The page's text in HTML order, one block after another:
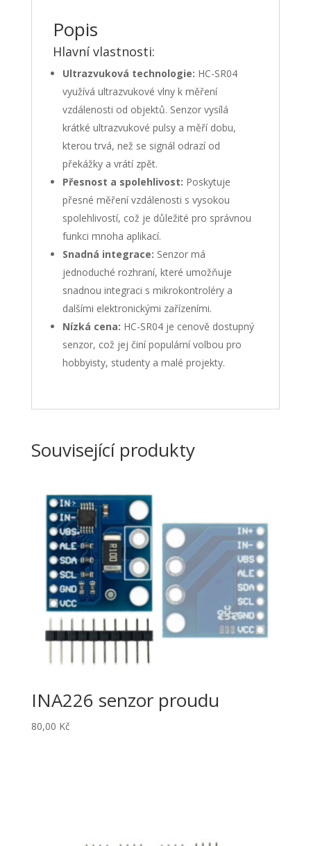
Popis
Hlavní vlastnosti:
Ultrazvuková technologie: HC-SR04
využívá ultrazvukové vlny k měření
vzdálenosti od objektů. Senzor vysílá
krátké ultrazvukové pulsy a měří dobu,
kterou trvá, než se signál odrazí od
překážky a vrátí zpět.
Přesnost a spolehlivost: Poskytuje
přesné měření vzdálenosti s vysokou
spolehlivostí, což je důležité pro správnou
funkci mnoha aplikací.
Snadná integrace: Senzor má
jednoduché rozhraní, které umožňuje
snadnou integraci s mikrokontroléry a
dalšími elektronickými zařízeními.
Nízká cena: HC-SR04 je cenově dostupný
senzor, což jej činí populární volbou pro
hobbyisty, studenty a malé projekty.
Související produkty
INA226 senzor proudu
80,00 Kč